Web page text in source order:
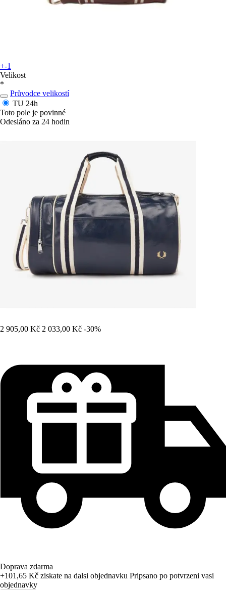
+-1
Velikost
*
Průvodce velikostí
TU 24h
Toto pole je povinné
Odesláno za 24 hodin
2 905,00 Kč 2 033,00 Kč -30%
Doprava zdarma
+101,65 Kč ziskate na dalsi objednavku Pripsano po potvrzeni vasi
objednavky